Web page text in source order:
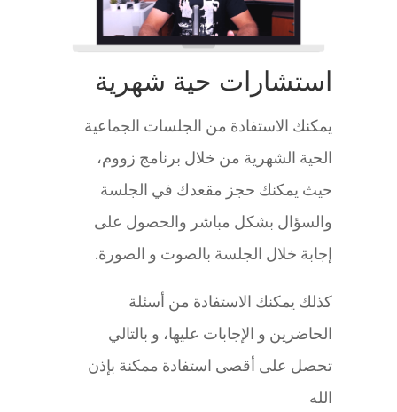
استشارات حية شهرية
يمكنك الاستفادة من الجلسات الجماعية
الحية الشهرية من خلال برنامج زووم،
حيث يمكنك حجز مقعدك في الجلسة
والسؤال بشكل مباشر والحصول على
إجابة خلال الجلسة بالصوت و الصورة.
كذلك يمكنك الاستفادة من أسئلة
الحاضرين و الإجابات عليها، و بالتالي
تحصل على أقصى استفادة ممكنة بإذن
الله